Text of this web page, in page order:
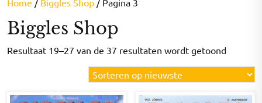
Home / Biggles Shop / Pagina 3
Biggles Shop
Resultaat 19–27 van de 37 resultaten wordt getoond
op